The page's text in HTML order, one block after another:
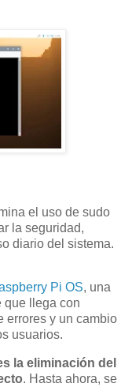
el uso de sudo
la seguridad,
diario del sistema.
Pi OS, una
que llega con
errores y un cambio
usuarios.
la eliminación del
. Hasta ahora, se